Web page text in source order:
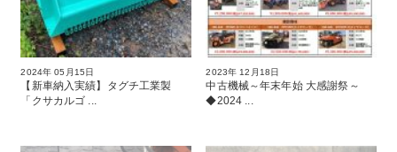
2024年 05月15日
【新車納入実績】タグチ工業製
「クサカルゴ ...
2023年 12月18日
中古機械～年末年始 大感謝祭～
◆2024 ...